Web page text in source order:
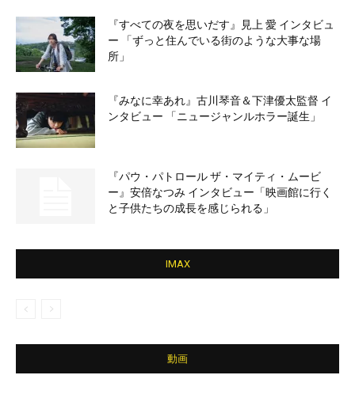
『すべての夜を思いだす』見上 愛 インタビュ
ー 「ずっと住んでいる街のような大事な場
所」
『みなに幸あれ』古川琴音＆下津優太監督 イ
ンタビュー 「ニュージャンルホラー誕生」
『パウ・パトロール ザ・マイティ・ムービ
ー』安倍なつみ インタビュー「映画館に行く
と子供たちの成長を感じられる」
IMAX
動画